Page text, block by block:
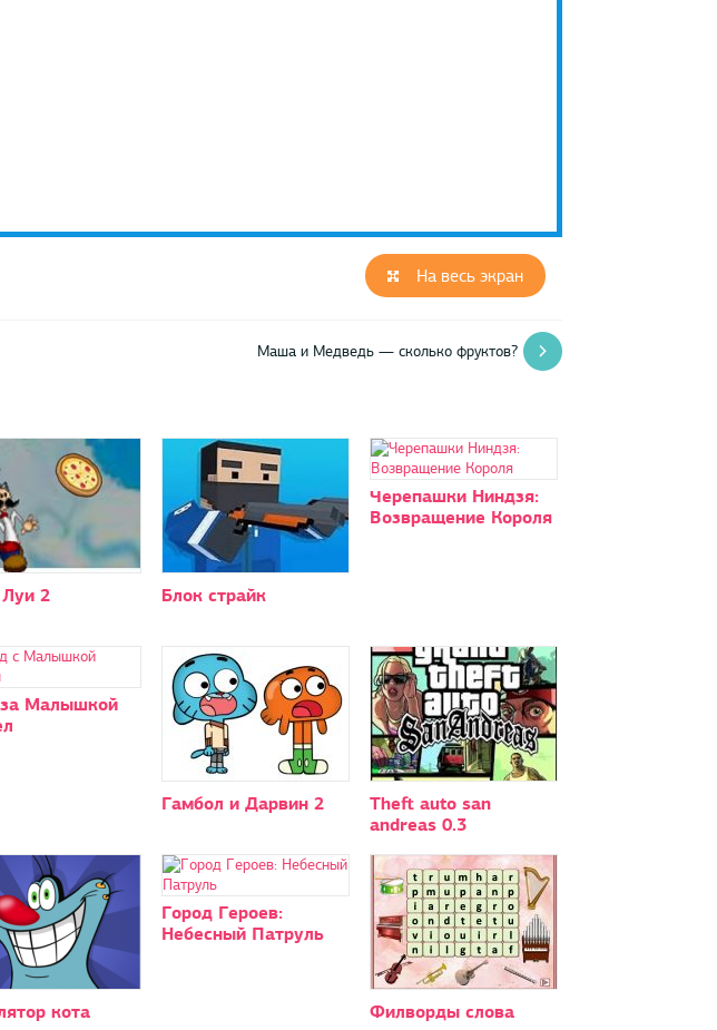
На весь экран
Маша и Медведь — сколько фруктов?
2 Блок страйк
Черепашки Ниндзя:
Возвращение Короля
Малышкой
Гамбол и Дарвин 2
Theft auto san
andreas 0.3
кота
Город Героев:
Небесный Патруль
Филворды слова